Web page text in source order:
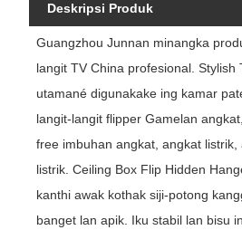
Deskripsi Produk
Guangzhou Junnan minangka
langit TV China profesional. Stylish
utamané digunakake ing kamar
langit-langit flipper Gamelan
free imbuhan angkat, angkat
listrik. Ceiling Box Flip Hidden
kanthi awak kothak siji-potong
banget lan apik. Iku stabil lan bisu